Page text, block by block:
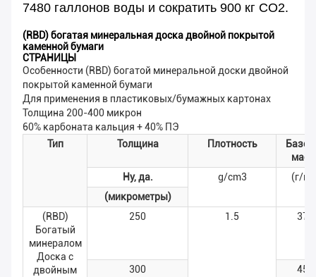
7480 галлонов воды и сократить 900 кг СО2.
(RBD) богатая минеральная доска двойной покрытой
каменной бумаги
СТРАНИЦЫ
Особенности (RBD) богатой минеральной доски двойной
покрытой каменной бумаги
Для применения в пластиковых/бумажных картонах
Толщина 200-400 микрон
60% карбоната кальция + 40% ПЭ
Тип
Толщина Плотность
Ну, да.
g/cm3
(г/
(микрометры)
(RBD)
Богатый
минералом
Доска с
двойным
250 1.5 375
300 450